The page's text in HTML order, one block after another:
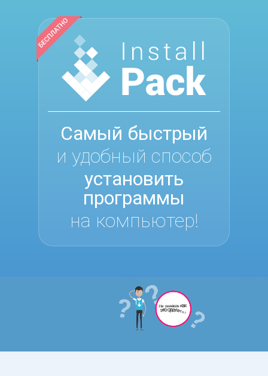
Самый быстрый
и удобный способ
установить
программы
на компьютер!